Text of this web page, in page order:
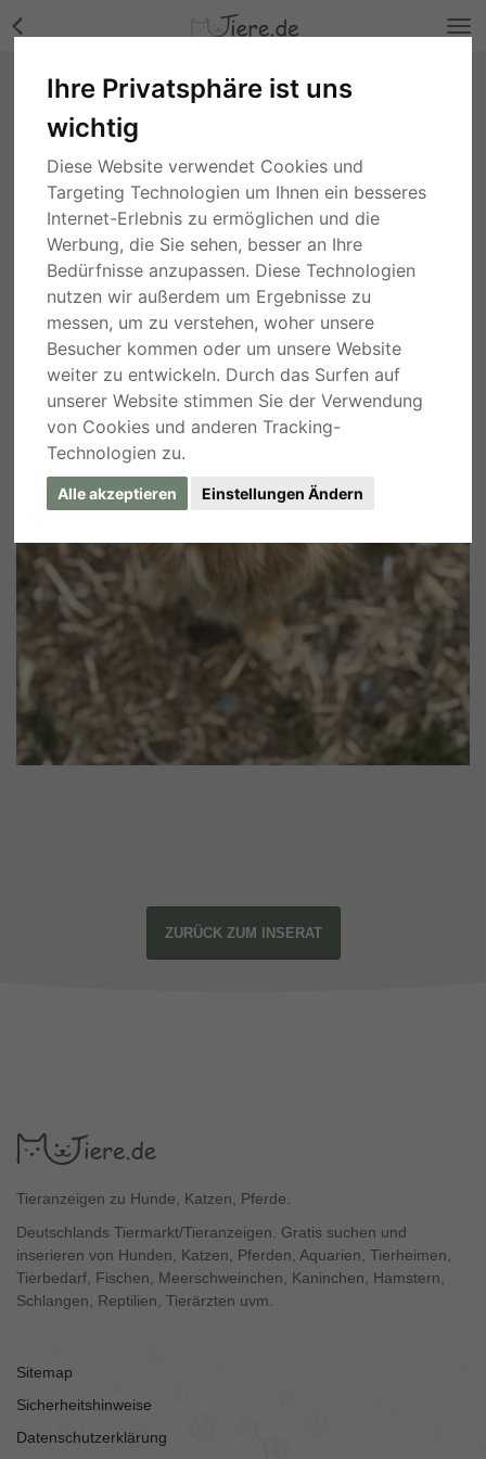
Ihre Privatsphäre ist uns
wichtig
Diese Website verwendet Cookies und
Targeting Technologien um Ihnen ein besseres
Internet-Erlebnis zu ermöglichen und die
Werbung, die Sie sehen, besser an Ihre
Bedürfnisse anzupassen. Diese Technologien
nutzen wir außerdem um Ergebnisse zu
messen, um zu verstehen, woher unsere
Besucher kommen oder um unsere Website
weiter zu entwickeln. Durch das Surfen auf
unserer Website stimmen Sie der Verwendung
von Cookies und anderen Tracking-
Technologien zu.
Alle akzeptieren Einstellungen Ändern
Betty, unbekannt Welpen - Hündin Bilder
Rheinland-Pfalz, vor 1 Jahr
ZURÜCK ZUM INSERAT
Tieranzeigen zu Hunde, Katzen, Pferde.
Deutschlands Tiermarkt/Tieranzeigen. Gratis suchen und
inserieren von Hunden, Katzen, Pferden, Aquarien, Tierheimen,
Tierbedarf, Fischen, Meerschweinchen, Kaninchen, Hamstern,
Schlangen, Reptilien, Tierärzten uvm.
Sitemap
Sicherheitshinweise
Datenschutzerklärung